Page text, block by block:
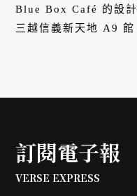
Blue Box Café 的設
三越信義新天地 A9 館
訂閱電子報
VERSE EXPRESS